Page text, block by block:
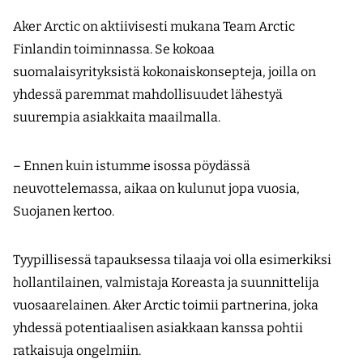
Aker Arctic on aktiivisesti mukana Team Arctic
Finlandin toiminnassa. Se kokoaa
suomalaisyrityksistä kokonaiskonsepteja, joilla on
yhdessä paremmat mahdollisuudet lähestyä
suurempia asiakkaita maailmalla.
– Ennen kuin istumme isossa pöydässä
neuvottelemassa, aikaa on kulunut jopa vuosia,
Suojanen kertoo.
Tyypillisessä tapauksessa tilaaja voi olla esimerkiksi
hollantilainen, valmistaja Koreasta ja suunnittelija
vuosaarelainen. Aker Arctic toimii partnerina, joka
yhdessä potentiaalisen asiakkaan kanssa pohtii
ratkaisuja ongelmiin.